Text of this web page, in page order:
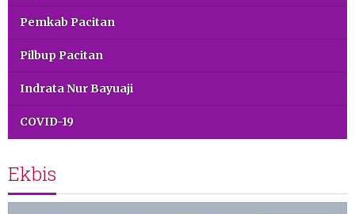
Pemkab Pacitan
Pilbup Pacitan
Indrata Nur Bayuaji
COVID-19
Ekbis